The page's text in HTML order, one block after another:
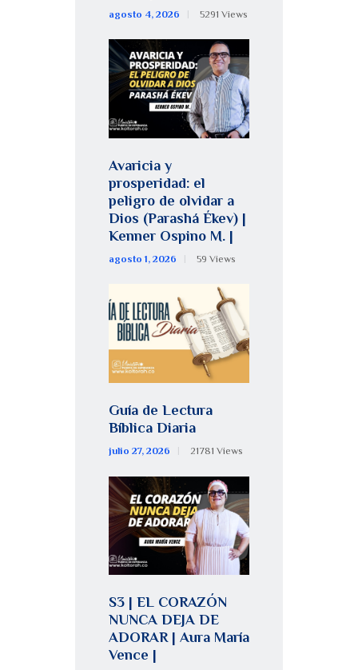
agosto 4, 2026 5291 Views
Avaricia y
prosperidad: el
peligro de olvidar a
Dios (Parashá Ékev) |
Kenner Ospino M. |
agosto 1, 2026 59 Views
Guía de Lectura
Bíblica Diaria
julio 27, 2026 21781 Views
S3 | EL CORAZÓN
NUNCA DEJA DE
ADORAR | Aura María
Vence |